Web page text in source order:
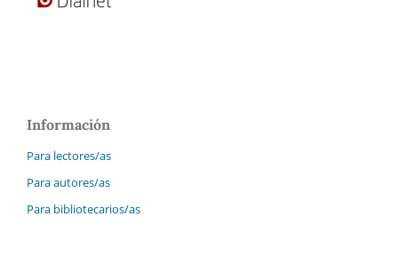
Información
Para lectores/as
Para autores/as
Para bibliotecarios/as